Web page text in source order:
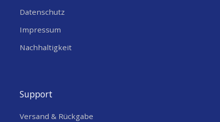
Frequenzen passt perfekt zu lokalen
LoRaWAN-Netzen. Insgesamt ein Gateway,
macht, ohne Kompromisse bei
Smart-Building-Projekte oder industrielle
Datenschutz
Impressum
Nachhaltigkeit
Support
Versand & Rückgabe